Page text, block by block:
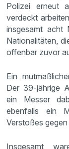
Polizei erneut
verdeckt
insgesamt acht
Nationalitäten,
offenbar zuvor
Ein
Der 39-jährige
ein Messer
ebenfalls ein
Verstoßes
Insgesamt